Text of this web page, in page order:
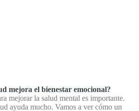
mejora el bienestar emocional?
mejorar la salud mental es importante.
ayuda mucho. Vamos a ver cómo un